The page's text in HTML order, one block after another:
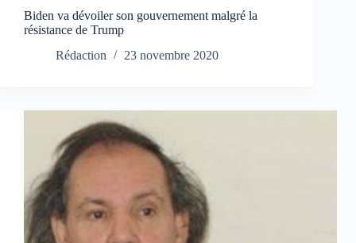
Biden va dévoiler son gouvernement malgré la
résistance de Trump
Rédaction
23 novembre 2020